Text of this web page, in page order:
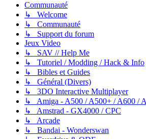
Communauté
↳ Welcome
↳ Communauté
↳ Support du forum
Jeux Video
↳ SAV // Help Me
↳ Tutoriel / Modding / Hack & Info
↳ Bibles et Guides
↳ Général (Divers)
↳ 3DO Interactive Multiplayer
↳ Amiga - A500 / A500+ / A600 /
↳ Amstrad - GX4000 / CPC
↳ Arcade
↳ Bandai - Wonderswan